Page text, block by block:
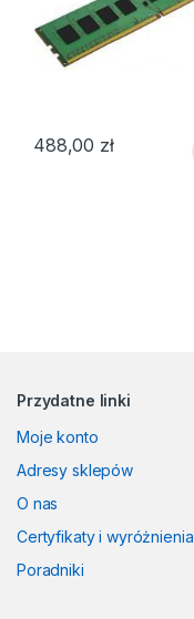
488,00 zł
Przydatne linki
Moje konto
Adresy sklepów
O nas
Certyfikaty i wyróżnienia
Poradniki